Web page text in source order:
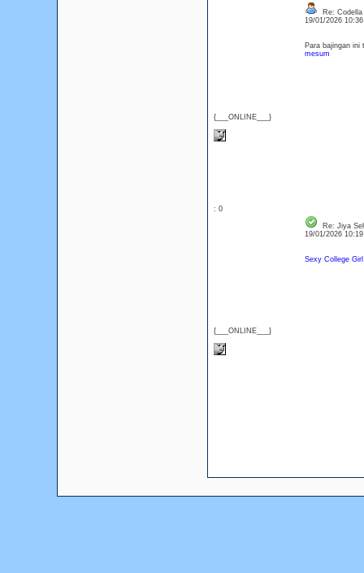
{___ONLINE___}
Re:
19/01/2026
Para bajingan
mesum
: 0
{___ONLINE___}
Re: Jiya
19/01/2026
Sexy College